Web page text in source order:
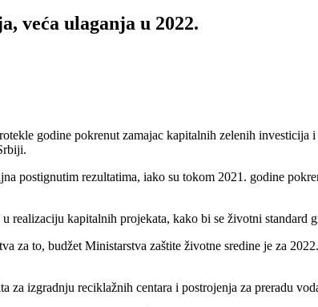
veća ulaganja u 2022.
godine pokrenut zamajac kapitalnih zelenih investicija
postignutim rezultatima, iako su tokom 2021. godine
realizaciju kapitalnih projekata, kako bi se životni standard
za to, budžet Ministarstva zaštite životne sredine je za
za izgradnju reciklažnih centara i postrojenja za preradu